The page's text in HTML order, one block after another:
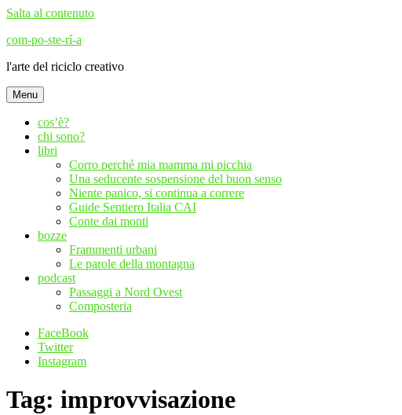
Salta al contenuto
com-po-ste-rí-a
l'arte del riciclo creativo
Menu
cos’è?
chi sono?
libri
Corro perché mia mamma mi picchia
Una seducente sospensione del buon senso
Niente panico, si continua a correre
Guide Sentiero Italia CAI
Conte dai monti
bozze
Frammenti urbani
Le parole della montagna
podcast
Passaggi a Nord Ovest
Composteria
FaceBook
Twitter
Instagram
Tag: improvvisazione